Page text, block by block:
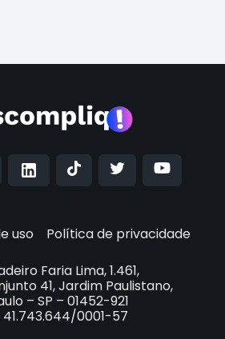
uso
Política de privacidade
Faria Lima, 1.461,
41, Jardim Paulistano,
– SP – 01452-921
41.743.644/0001-57